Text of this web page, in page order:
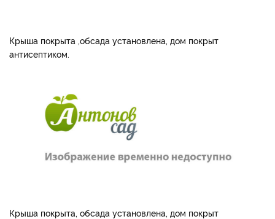
Крыша покрыта ,обсада установлена, дом покрыт
антисептиком.
Крыша покрыта, обсада установлена, дом покрыт